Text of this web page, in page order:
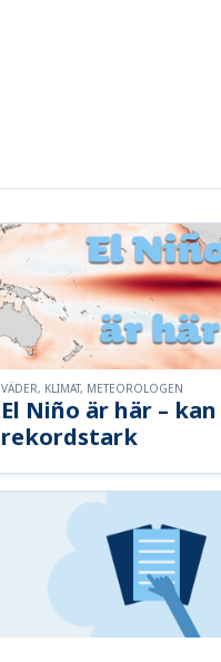
El Niño är här –
rekordstark
VÄDER, KLIMAT, METEOROLOGEN